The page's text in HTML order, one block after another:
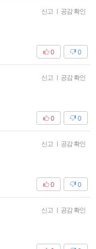
신고 | 공감 확인
0
0
신고 | 공감 확인
0
0
신고 | 공감 확인
0
0
신고 | 공감 확인